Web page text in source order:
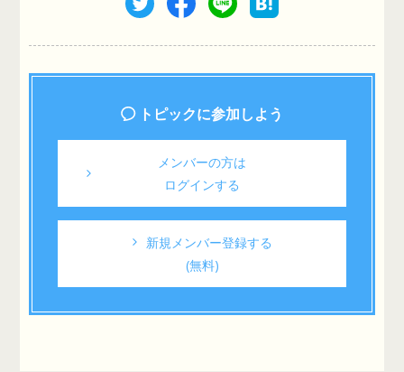
トピックに参加しよう
メンバーの方は
ログインする
新規メンバー登録する
(無料)